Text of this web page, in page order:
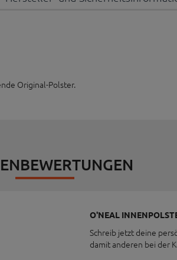
Original-Polster.
O'NEAL
Schreib jetzt deine
damit anderen bei der